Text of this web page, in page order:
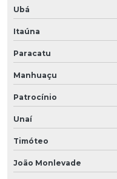
Ubá
Itaúna
Paracatu
Manhuaçu
Patrocínio
Unaí
Timóteo
João Monlevade